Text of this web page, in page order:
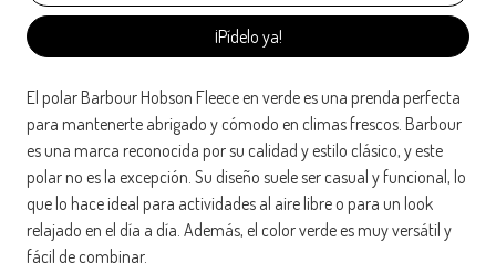
¡Pídelo ya!
El polar Barbour Hobson Fleece en verde es una prenda perfecta
para mantenerte abrigado y cómodo en climas frescos. Barbour
es una marca reconocida por su calidad y estilo clásico, y este
polar no es la excepción. Su diseño suele ser casual y funcional, lo
que lo hace ideal para actividades al aire libre o para un look
relajado en el día a día. Además, el color verde es muy versátil y
fácil de combinar.